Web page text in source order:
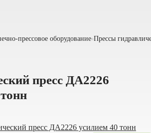
прессовое оборудование Прессы
пресс ДА2226